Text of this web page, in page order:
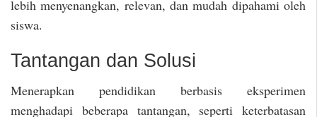
lebih menyenangkan, relevan, dan mudah dipahami oleh
siswa.
Tantangan dan Solusi
Menerapkan pendidikan berbasis eksperimen
menghadapi beberapa tantangan, seperti keterbatasan